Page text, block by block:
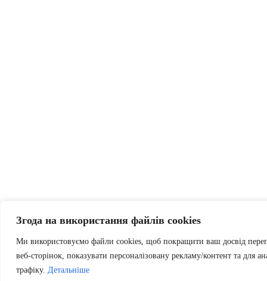
Згода на використання файлів cookies
Ми використовуємо файли cookies, щоб покращити ваш досвід
веб-сторінок, показувати персоналізовану рекламу/контент та для
трафіку. Детальніше